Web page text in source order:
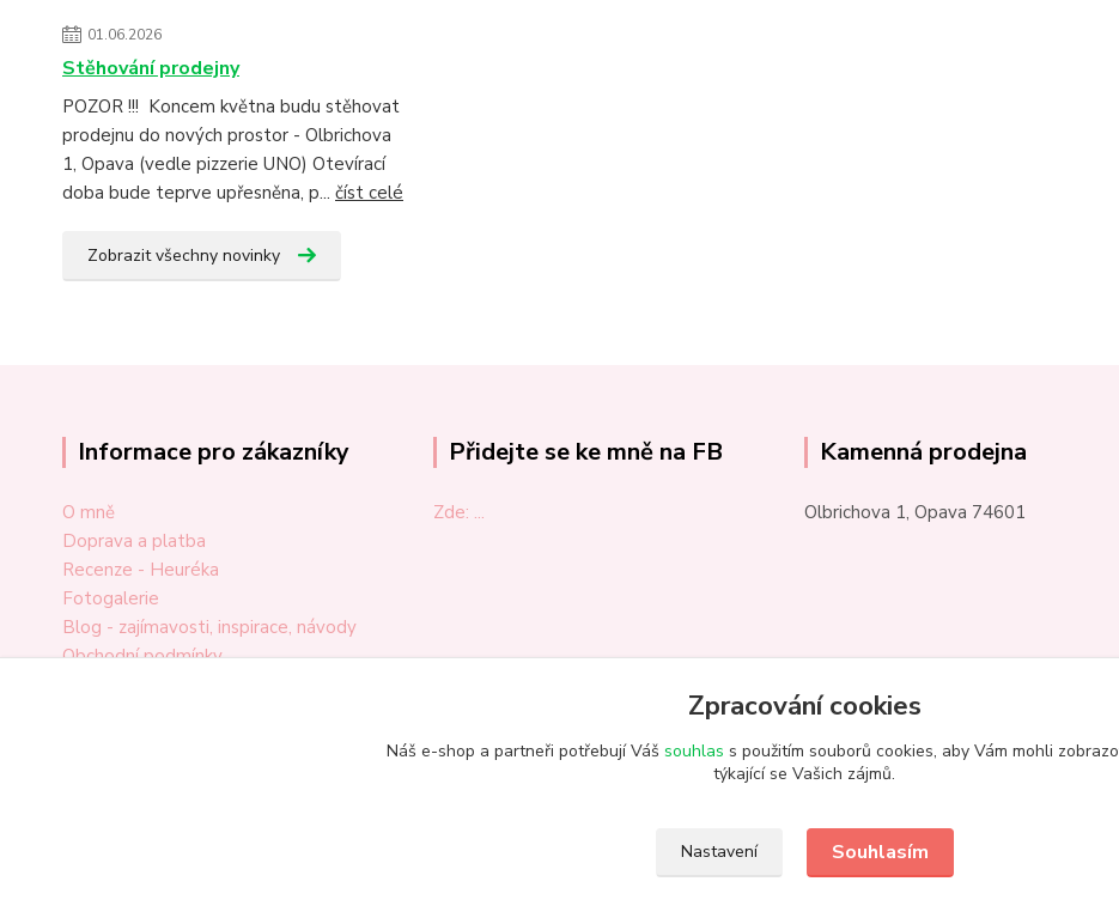
01.06.2026
Stěhování prodejny
POZOR !!! Koncem května budu stěhovat
prodejnu do nových prostor - Olbrichova
1, Opava (vedle pizzerie UNO) Otevírací
doba bude teprve upřesněna, p... číst celé
Zobrazit všechny novinky
Informace pro zákazníky
O mně
Doprava a platba
Recenze - Heuréka
Fotogalerie
Blog - zajímavosti, inspirace, návody
Obchodní podmínky
Přidejte se ke mně na FB
Zde: ...
Kamenná prodejna
Olbrichova 1, Opava 74601
Zpracování cookies
Náš e-shop a partneři potřebují Váš souhlas s použitím souborů cookies, aby Vám mohli
týkající se Vašich zájmů.
Nastavení Souhlasím